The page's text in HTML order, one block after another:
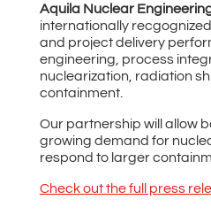
Aquila Nuclear
internationally
and project delivery
engineering, process
nuclearization, radiation
containment.
Our partnership will allow
growing demand for
respond to larger
Check out the full press